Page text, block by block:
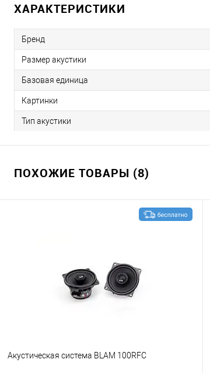
ХАРАКТЕРИСТИКИ
Бренд
Размер акустики
Базовая единица
Картинки
Тип акустики
ПОХОЖИЕ ТОВАРЫ (8)
Акустическая система BLAM 100RFC